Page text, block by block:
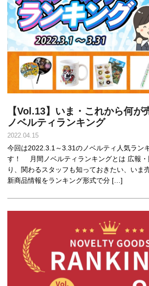
【Vol.13】いま・これから何が
ノベルティランキング
2022.04.15
今回は2022.3.1～3.31のノベルティ人気ラン
す！ 月間ノベルティランキングとは 広報・
り、関わるスタッフも知っておきたい、いま
新商品情報をランキング形式で分 […]